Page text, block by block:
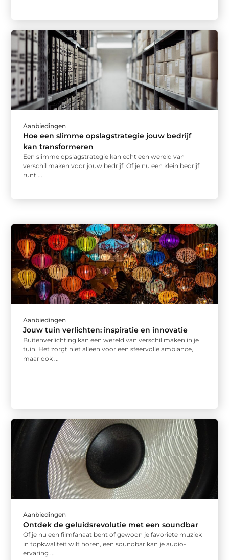
Aanbiedingen
Hoe een slimme opslagstrategie jouw bedrijf
kan transformeren
Een slimme opslagstrategie kan echt een wereld van
verschil maken voor jouw bedrijf. Of je nu een klein bedrijf
runt ...
Aanbiedingen
Jouw tuin verlichten: inspiratie en innovatie
Buitenverlichting kan een wereld van verschil maken in je
tuin. Het zorgt niet alleen voor een sfeervolle ambiance,
maar ook ...
Aanbiedingen
Ontdek de geluidsrevolutie met een soundbar
Of je nu een filmfanaat bent of gewoon je favoriete muziek
in topkwaliteit wilt horen, een soundbar kan je audio-
ervaring ...